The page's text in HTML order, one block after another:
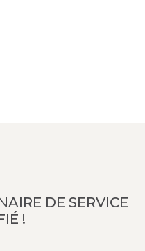
DE SERVICE
!